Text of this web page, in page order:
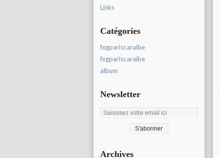
Links
Catégories
fxgpariscaraibe
fxgpariscaraïbe
album
Newsletter
Archives